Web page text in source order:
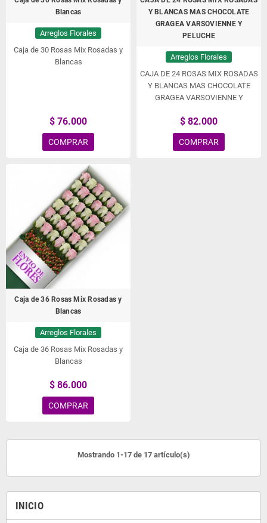
INICIO
Blancas
Arreglos Florales
Caja de 30 Rosas Mix Rosadas y
Blancas
$ 76.000
COMPRAR
Y BLANCAS MAS CHOCOLATE
GRAGEA VARSOVIENNE Y
PELUCHE
Arreglos Florales
CAJA DE 24 ROSAS MIX ROSADAS
Y BLANCAS MAS CHOCOLATE
GRAGEA VARSOVIENNE Y
$ 82.000
COMPRAR
Caja de 36 Rosas Mix Rosadas y
Blancas
Arreglos Florales
Caja de 36 Rosas Mix Rosadas y
Blancas
$ 86.000
COMPRAR
Mostrando 1-17 de 17 artículo(s)